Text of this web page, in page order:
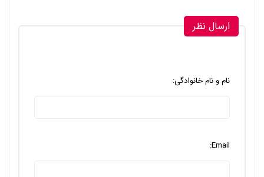
ارسال نظر
نام و نام خانوادگی:
Email: